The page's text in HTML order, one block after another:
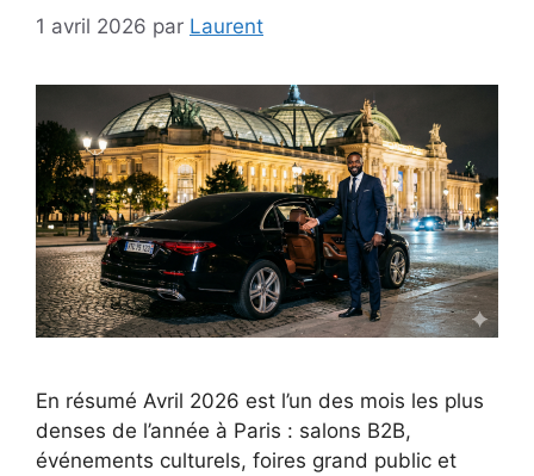
1 avril 2026 par Laurent
En résumé Avril 2026 est l’un des mois les plus
denses de l’année à Paris : salons B2B,
événements culturels, foires grand public et